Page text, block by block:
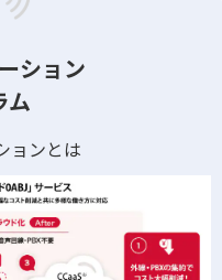
ション
ム
ョンとは